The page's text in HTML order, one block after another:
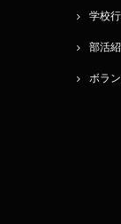
学校
部活
ボラ